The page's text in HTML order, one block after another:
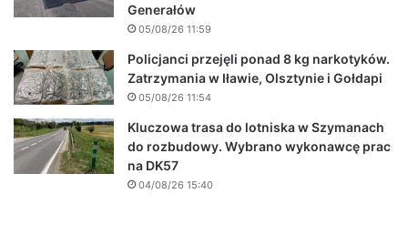
Generałów
05/08/26 11:59
Policjanci przejęli ponad 8 kg narkotyków.
Zatrzymania w Iławie, Olsztynie i Gołdapi
05/08/26 11:54
Kluczowa trasa do lotniska w Szymanach
do rozbudowy. Wybrano wykonawcę prac
na DK57
04/08/26 15:40